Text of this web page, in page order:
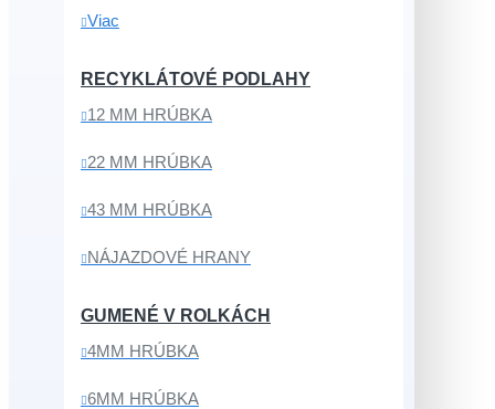
Viac
RECYKLÁTOVÉ PODLAHY
12 MM HRÚBKA
22 MM HRÚBKA
43 MM HRÚBKA
NÁJAZDOVÉ HRANY
GUMENÉ V ROLKÁCH
4MM HRÚBKA
6MM HRÚBKA